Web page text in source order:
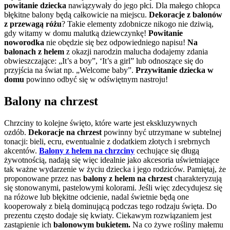
powitanie dziecka nawiązywały do jego płci. Dla małego chłopca
błękitne balony będą całkowicie na miejscu. Dekoracje z balonów
z przewagą różu? Takie elementy zdobnicze nikogo nie dziwią,
gdy witamy w domu malutką dziewczynkę! Powitanie
noworodka nie obędzie się bez odpowiedniego napisu! Na
balonach z helem z okazji narodzin malucha dodajemy zdania
obwieszczające: „It’s a boy”, ‘It’s a girl” lub odnoszące się do
przyjścia na świat np. „Welcome baby”. Przywitanie dziecka w
domu powinno odbyć się w odświętnym nastroju!
Balony na chrzest
Chrzciny to kolejne święto, które warte jest ekskluzywnych
ozdób. Dekoracje na chrzest powinny być utrzymane w subtelnej
tonacji: bieli, ecru, ewentualnie z dodatkiem złotych i srebrnych
akcentów. Balony z helem na chrzciny cechujące się długą
żywotnością, nadają się więc idealnie jako akcesoria uświetniające
tak ważne wydarzenie w życiu dziecka i jego rodziców. Pamiętaj, że
proponowane przez nas balony z helem na chrzest charakteryzują
się stonowanymi, pastelowymi kolorami. Jeśli więc zdecydujesz się
na różowe lub błękitne odcienie, nadal świetnie będą one
kooperowały z bielą dominującą podczas tego rodzaju święta. Do
prezentu często dodaje się kwiaty. Ciekawym rozwiązaniem jest
zastąpienie ich balonowym bukietem. Na co żywe rośliny małemu